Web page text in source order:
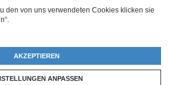
den von uns verwendeten Cookies klicken sie
AKZEPTIEREN
ANPASSEN